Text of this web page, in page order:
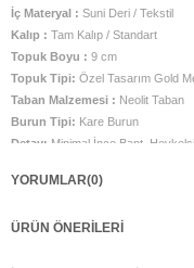
İç Materyal : Suni Deri / Tekstil
Kalıp : Tam Kalıp / Standart
Topuk Boyu : 9 cm
Topuk Tipi: Özel Tasarım Gold
Taban Malzemesi : Neolit Taban
Burun Tipi: Kare Burun
Detay: Minimal İnce Bant,
Üretim Yeri :Türkiye
buluşturan iddialı bir stile
YORUMLAR(0)
ÜRÜN ÖNERILERI